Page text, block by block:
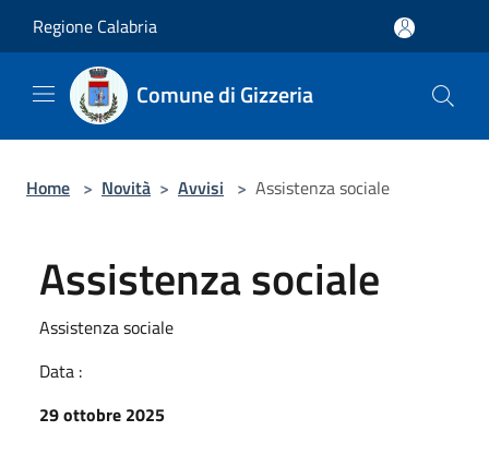
Regione Calabria
Comune di Gizzeria
Home > Novità > Avvisi > Assistenza sociale
Assistenza sociale
Assistenza sociale
Data :
29 ottobre 2025